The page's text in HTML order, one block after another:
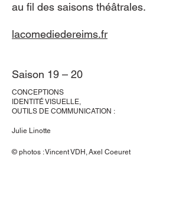
au fil des saisons théâtrales.
lacomediedereims.fr
Saison 19 – 20
CONCEPTIONS
IDENTITÉ VISUELLE,
OUTILS DE COMMUNICATION :
Julie Linotte
© photos : Vincent VDH, Axel Coeuret